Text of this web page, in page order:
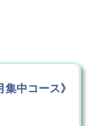
中コース》